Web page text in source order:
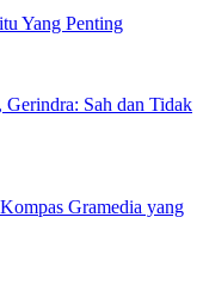
Yang Penting
Sah dan Tidak
Gramedia yang